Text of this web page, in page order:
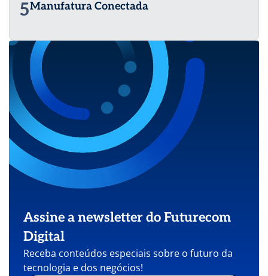
5Manufatura Conectada
Assine a newsletter do Futurecom
Digital
Receba conteúdos especiais sobre o futuro da
tecnologia e dos negócios!